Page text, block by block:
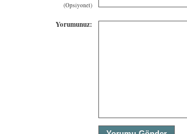
(Opsiyonel)
Yorumunuz: